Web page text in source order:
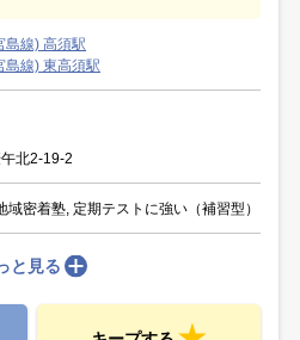
島線) 高須駅
島線) 東高須駅
北2-19-2
域密着塾, 定期テストに強い（補習型）
と見る